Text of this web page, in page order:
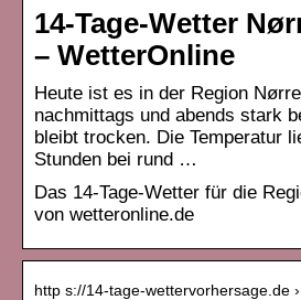
14-Tage-Wetter
– WetterOnline
Heute ist es in der Region
nachmittags und abends stark
bleibt trocken. Die Temperatur
Stunden bei rund …
Das 14-Tage-Wetter für die
von wetteronline.de
http s://14-tage-wettervorhersage.de